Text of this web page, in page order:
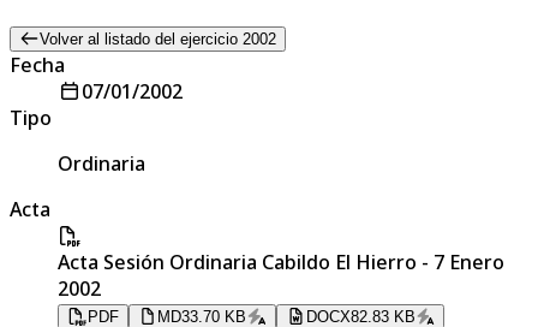
Volver al listado del ejercicio 2002
Fecha
07/01/2002
Tipo
Ordinaria
Acta
Acta Sesión Ordinaria Cabildo El Hierro - 7 Enero
2002
PDF MD33.70 KB DOCX82.83 KB